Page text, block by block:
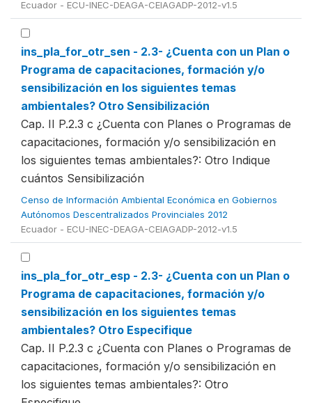
Ecuador - ECU-INEC-DEAGA-CEIAGADP-2012-v1.5
ins_pla_for_otr_sen - 2.3- ¿Cuenta con un Plan o
Programa de capacitaciones, formación y/o
sensibilización en los siguientes temas
ambientales? Otro Sensibilización
Cap. II P.2.3 c ¿Cuenta con Planes o Programas de
capacitaciones, formación y/o sensibilización en
los siguientes temas ambientales?: Otro Indique
cuántos Sensibilización
Censo de Información Ambiental Económica en Gobiernos
Autónomos Descentralizados Provinciales 2012
Ecuador - ECU-INEC-DEAGA-CEIAGADP-2012-v1.5
ins_pla_for_otr_esp - 2.3- ¿Cuenta con un Plan o
Programa de capacitaciones, formación y/o
sensibilización en los siguientes temas
ambientales? Otro Especifique
Cap. II P.2.3 c ¿Cuenta con Planes o Programas de
capacitaciones, formación y/o sensibilización en
los siguientes temas ambientales?: Otro